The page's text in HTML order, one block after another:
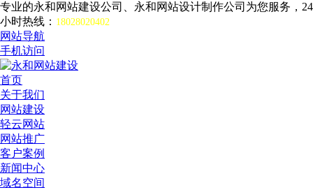
专业的永和网站建设公司、永和网站设计制作公司为您服务，24
小时热线： 18028020402
网站导航
手机访问
首页
关于我们
网站建设
轻云网站
网站推广
客户案例
新闻中心
域名空间